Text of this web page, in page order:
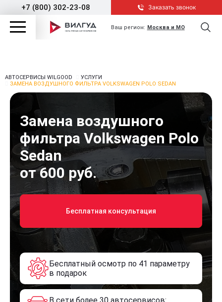
+7 (800) 302-23-08 Заказать звонок
Ваш регион: Москва и МО
АВТОСЕРВИСЫ WILGOOD
УСЛУГИ
ЗАМЕНА ВОЗДУШНОГО ФИЛЬТРА VOLKSWAGEN POLO SEDAN
Замена воздушного
фильтра Volkswagen Polo
Sedan
от 600 руб.
Бесплатная консультация
Бесплатный осмотр по 41 параметру
в подарок